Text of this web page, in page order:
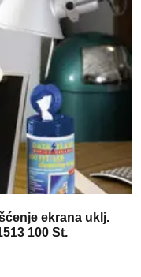
ekrana uklj.
100 St.